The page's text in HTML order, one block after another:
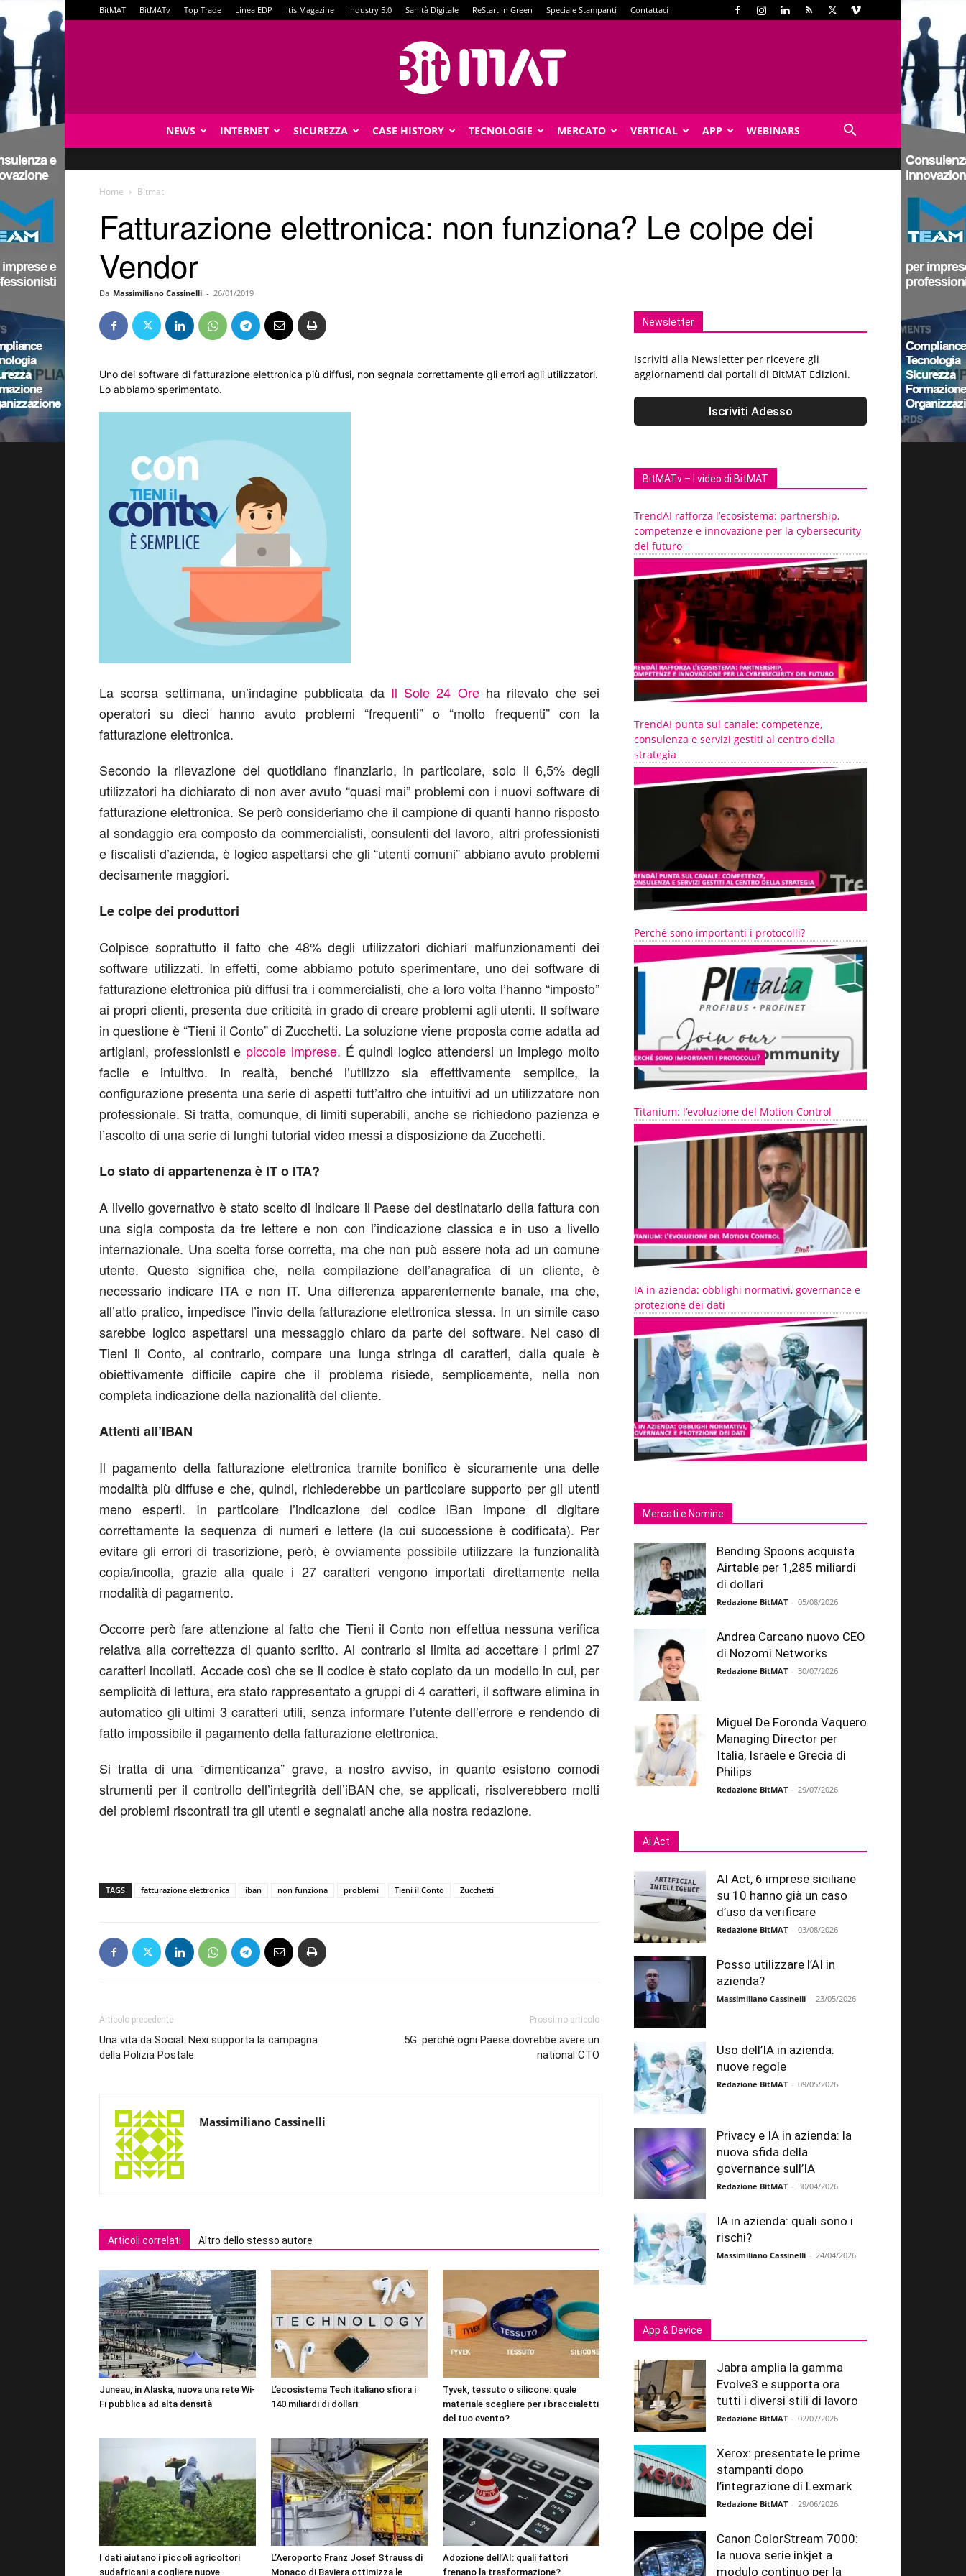
BitMAT BitMATv Top Trade Linea EDP Itis Magazine Industry 5.0 Sanità Digitale ReStart in Green Speciale Stampanti Contattaci
NEWS INTERNET SICUREZZA CASE HISTORY TECNOLOGIE MERCATO VERTICAL APP WEBINARS
Home Bitmat
Fatturazione elettronica: non funziona? Le colpe dei
Vendor
Da Massimiliano Cassinelli - 26/01/2019
Uno dei software di fatturazione elettronica più diffusi, non segnala correttamente gli errori agli utilizzatori.
Lo abbiamo sperimentato.
La scorsa settimana, un’indagine pubblicata da Il Sole 24 Oreha rilevato che sei
operatori su dieci hanno avuto problemi “frequenti” o “molto frequenti” con la
fatturazione elettronica.
Secondo la rilevazione del quotidiano finanziario, in particolare, solo il 6,5% degli
utilizzatori ha dichiarato di non aver avuto “quasi mai” problemi con i nuovi software di
fatturazione elettronica. Se però consideriamo che il campione di quanti hanno risposto
al sondaggio era composto da commercialisti, consulenti del lavoro, altri professionisti
e fiscalisti d’azienda, è logico aspettarsi che gli “utenti comuni” abbiano avuto problemi
decisamente maggiori.
Le colpe dei produttori
Colpisce soprattutto il fatto che 48% degli utilizzatori dichiari malfunzionamenti dei
software utilizzati. In effetti, come abbiamo potuto sperimentare, uno dei software di
fatturazione elettronica più diffusi tra i commercialisti, che a loro volta l’hanno “imposto”
ai propri clienti, presenta due criticità in grado di creare problemi agli utenti. Il software
in questione è “Tieni il Conto” di Zucchetti. La soluzione viene proposta come adatta ad
artigiani, professionisti e piccole imprese. É quindi logico attendersi un impiego molto
facile e intuitivo. In realtà, benché l’utilizzo sia effettivamente semplice, la
configurazione presenta una serie di aspetti tutt’altro che intuitivi ad un utilizzatore non
professionale. Si tratta, comunque, di limiti superabili, anche se richiedono pazienza e
l’ascolto di una serie di lunghi tutorial video messi a disposizione da Zucchetti.
Lo stato di appartenenza è IT o ITA?
A livello governativo è stato scelto di indicare il Paese del destinatario della fattura con
una sigla composta da tre lettere e non con l’indicazione classica e in uso a livello
internazionale. Una scelta forse corretta, ma che non può essere nota ad un comune
utente. Questo significa che, nella compilazione dell’anagrafica di un cliente, è
necessario indicare ITA e non IT. Una differenza apparentemente banale, ma che,
all’atto pratico, impedisce l’invio della fatturazione elettronica stessa. In un simile caso
sarebbe logico aspettarsi una messaggio chiaro da parte del software. Nel caso di
Tieni il Conto, al contrario, compare una lunga stringa di caratteri, dalla quale è
obiettivamente difficile capire che il problema risiede, semplicemente, nella non
completa indicazione della nazionalità del cliente.
Attenti all’IBAN
Il pagamento della fatturazione elettronica tramite bonifico è sicuramente una delle
modalità più diffuse e che, quindi, richiederebbe un particolare supporto per gli utenti
meno esperti. In particolare l’indicazione del codice iBan impone di digitare
correttamente la sequenza di numeri e lettere (la cui successione è codificata). Per
evitare gli errori di trascrizione, però, è ovviamente possibile utilizzare la funzionalità
copia/incolla, grazie alla quale i 27 caratteri vengono importati direttamente nella
modalità di pagamento.
Occorre però fare attenzione al fatto che Tieni il Conto non effettua nessuna verifica
relativa alla correttezza di quanto scritto. Al contrario si limita ad accettare i primi 27
caratteri incollati. Accade così che se il codice è stato copiato da un modello in cui, per
semplicità di lettura, era stato rappresentato a gruppi di 4 caratteri, il software elimina in
automatico gli ultimi 3 caratteri utili, senza informare l’utente dell’errore e rendendo di
fatto impossibile il pagamento della fatturazione elettronica.
Si tratta di una “dimenticanza” grave, a nostro avviso, in quanto esistono comodi
strumenti per il controllo dell’integrità dell’iBAN che, se applicati, risolverebbero molti
dei problemi riscontrati tra gli utenti e segnalati anche alla nostra redazione.
TAGS fatturazione elettronica iban non funziona problemi Tieni il Conto Zucchetti
Articolo precedente
Una vita da Social: Nexi supporta la campagna
della Polizia Postale
Prossimo articolo
5G: perché ogni Paese dovrebbe avere un
national CTO
Massimiliano Cassinelli
Articoli correlati Altro dello stesso autore
Juneau, in Alaska, nuova una rete Wi-
Fi pubblica ad alta densità
L’ecosistema Tech italiano sfiora i
140 miliardi di dollari
Tyvek, tessuto o silicone: quale
materiale scegliere per i braccialetti
del tuo evento?
I dati aiutano i piccoli agricoltori
sudafricani a cogliere nuove
L’Aeroporto Franz Josef Strauss di
Monaco di Baviera ottimizza le
Adozione dell’AI: quali fattori
frenano la trasformazione?
Newsletter
Iscriviti alla Newsletter per ricevere gli
aggiornamenti dai portali di BitMAT Edizioni.
BitMATv – I video di BitMAT
TrendAI rafforza l’ecosistema: partnership,
competenze e innovazione per la cybersecurity
del futuro
TrendAI punta sul canale: competenze,
consulenza e servizi gestiti al centro della
strategia
Perché sono importanti i protocolli?
Titanium: l’evoluzione del Motion Control
IA in azienda: obblighi normativi, governance e
protezione dei dati
Mercati e Nomine
Bending Spoons acquista
Airtable per 1,285 miliardi
di dollari
Redazione BitMAT - 05/08/2026
Andrea Carcano nuovo CEO
di Nozomi Networks
Redazione BitMAT - 30/07/2026
Miguel De Foronda Vaquero
Managing Director per
Italia, Israele e Grecia di
Philips
Redazione BitMAT - 29/07/2026
Ai Act
AI Act, 6 imprese siciliane
su 10 hanno già un caso
d’uso da verificare
Redazione BitMAT - 03/08/2026
Posso utilizzare l’AI in
azienda?
Massimiliano Cassinelli - 23/05/2026
Uso dell’IA in azienda:
nuove regole
Redazione BitMAT - 09/05/2026
Privacy e IA in azienda: la
nuova sfida della
governance sull’IA
Redazione BitMAT - 30/04/2026
IA in azienda: quali sono i
rischi?
Massimiliano Cassinelli - 24/04/2026
App & Device
Jabra amplia la gamma
Evolve3 e supporta ora
tutti i diversi stili di lavoro
Redazione BitMAT - 02/07/2026
Xerox: presentate le prime
stampanti dopo
l’integrazione di Lexmark
Redazione BitMAT - 29/06/2026
Canon ColorStream 7000:
la nuova serie inkjet a
modulo continuo per la